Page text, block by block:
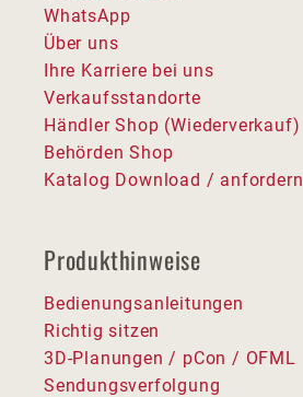
WhatsApp
Über uns
Ihre Karriere bei uns
Verkaufsstandorte
Händler Shop (Wiederverkauf)
Behörden Shop
Katalog Download / anfordern
Produkthinweise
Bedienungsanleitungen
Richtig sitzen
3D-Planungen / pCon / OFML
Sendungsverfolgung